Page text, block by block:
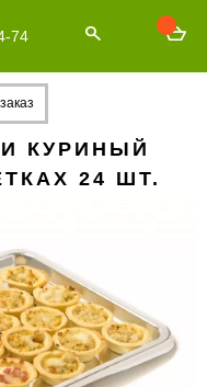
74
КУРИНЫЙ
24 ШТ.